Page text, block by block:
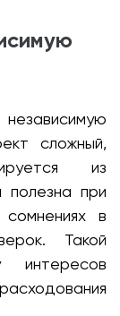
сложный,
из
полезна при
в
Такой
интересов